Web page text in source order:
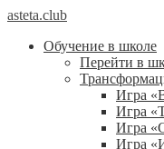
asteta.club
Обучение в школе
Перейти в
Игра
Игра
Игра
Игра